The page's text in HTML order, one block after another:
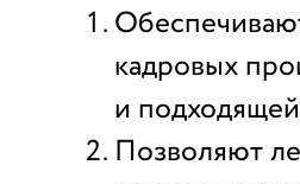
кадровых
и
Позволяют